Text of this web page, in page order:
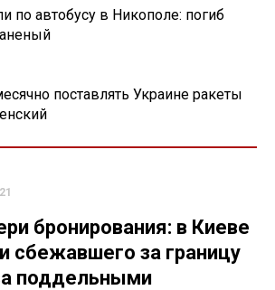
по автобусу в Никополе: погиб
поставлять Украине ракеты
бронирования: в Киеве
сбежавшего за границу
поддельными